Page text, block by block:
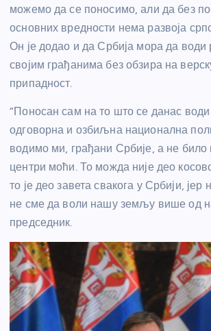
можемо да се поносимо, али да без
основних вредности нема развоја
Он је додао и да Србија мора да води
својим грађанима без обзира на
припадност.
“Поносан сам на то што се данас
одговорна и озбиљна национална
водимо ми, грађани Србије, а не било
центри моћи. То можда није део
то је део завета свакога у Србији,
не сме да воли нашу земљу више од
председник.